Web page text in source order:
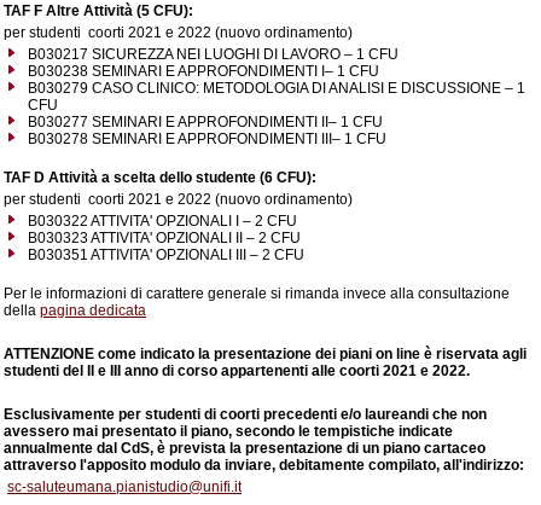
TAF F Altre Attività (5 CFU):
per studenti coorti 2021 e 2022 (nuovo ordinamento)
B030217 SICUREZZA NEI LUOGHI DI LAVORO – 1 CFU
B030238 SEMINARI E APPROFONDIMENTI I– 1 CFU
B030279 CASO CLINICO: METODOLOGIA DI ANALISI E DISCUSSIONE – 1
CFU
B030277 SEMINARI E APPROFONDIMENTI II– 1 CFU
B030278 SEMINARI E APPROFONDIMENTI III– 1 CFU
TAF D Attività a scelta dello studente (6 CFU):
per studenti coorti 2021 e 2022 (nuovo ordinamento)
B030322 ATTIVITA' OPZIONALI I – 2 CFU
B030323 ATTIVITA' OPZIONALI II – 2 CFU
B030351 ATTIVITA' OPZIONALI III – 2 CFU
Per le informazioni di carattere generale si rimanda invece alla consultazione
della pagina dedicata
ATTENZIONE come indicato la presentazione dei piani on line è riservata agli
studenti del II e III anno di corso appartenenti alle coorti 2021 e 2022.
Esclusivamente per studenti di coorti precedenti e/o laureandi che non
avessero mai presentato il piano, secondo le tempistiche indicate
annualmente dal CdS, è prevista la presentazione di un piano cartaceo
attraverso l'apposito modulo da inviare, debitamente compilato, all'indirizzo:
sc-saluteumana.pianistudio@unifi.it